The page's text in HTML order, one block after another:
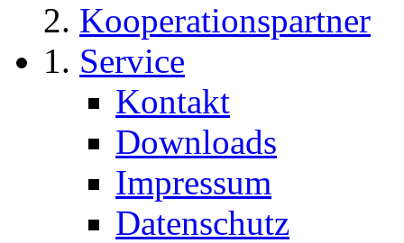
Kooperationspartner
Service
Kontakt
Downloads
Impressum
Datenschutz